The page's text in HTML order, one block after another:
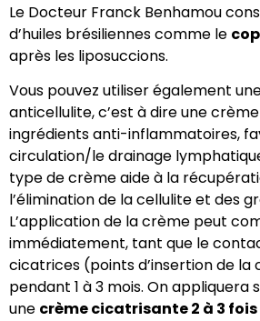
Le Docteur Franck Benhamou
d’huiles brésiliennes comme le
après les liposuccions.
Vous pouvez utiliser également
anticellulite, c’est à dire une
ingrédients anti-inflammatoires,
circulation/le drainage
type de crème aide à la
l’élimination de la cellulite et des
L’application de la crème peut
immédiatement, tant que le
cicatrices (points d’insertion de la
pendant 1 à 3 mois. On appliquera
une crème cicatrisante 2 à 3